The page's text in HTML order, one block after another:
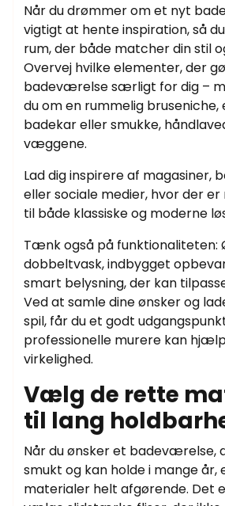
Når du drømmer om et nyt
vigtigt at hente inspiration, så
rum, der både matcher din stil
Overvej hvilke elementer, der
badeværelse særligt for dig –
du om en rummelig
badekar eller smukke,
væggene.
Lad dig inspirere af magasiner,
eller sociale medier, hvor der
til både klassiske og moderne
Tænk også på funktionaliteten:
dobbeltvask, indbygget
smart belysning, der kan
Ved at samle dine ønsker og
spil, får du et godt
professionelle murere kan
virkelighed.
Vælg de rette
til lang
Når du ønsker et badeværelse,
smukt og kan holde i mange år,
materialer helt afgørende. Det